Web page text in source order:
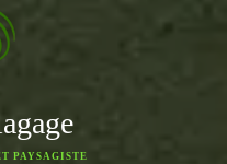
PAYSAGISTE